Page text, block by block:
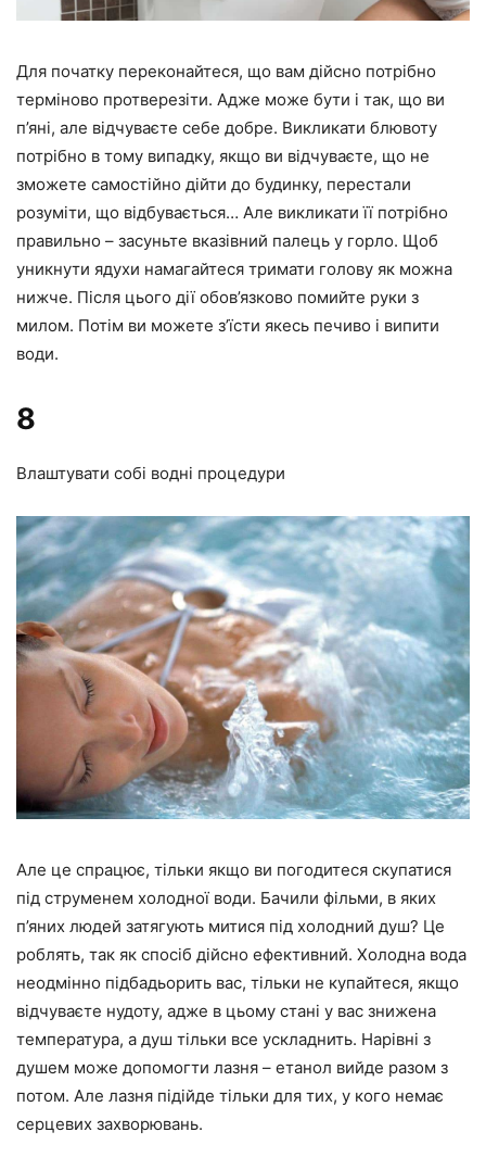
Для початку переконайтеся, що вам дійсно потрібно
терміново протверезіти. Адже може бути і так, що ви
п’яні, але відчуваєте себе добре. Викликати блювоту
потрібно в тому випадку, якщо ви відчуваєте, що не
зможете самостійно дійти до будинку, перестали
розуміти, що відбувається… Але викликати її потрібно
правильно – засуньте вказівний палець у горло. Щоб
уникнути ядухи намагайтеся тримати голову як можна
нижче. Після цього дії обов’язково помийте руки з
милом. Потім ви можете з’їсти якесь печиво і випити
води.
8
Влаштувати собі водні процедури
Але це спрацює, тільки якщо ви погодитеся скупатися
під струменем холодної води. Бачили фільми, в яких
п’яних людей затягують митися під холодний душ? Це
роблять, так як спосіб дійсно ефективний. Холодна вода
неодмінно підбадьорить вас, тільки не купайтеся, якщо
відчуваєте нудоту, адже в цьому стані у вас знижена
температура, а душ тільки все ускладнить. Нарівні з
душем може допомогти лазня – етанол вийде разом з
потом. Але лазня підійде тільки для тих, у кого немає
серцевих захворювань.